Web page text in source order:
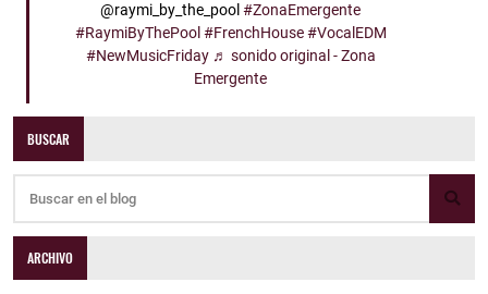
@raymi_by_the_pool#ZonaEmergente
#RaymiByThePool #FrenchHouse #VocalEDM
#NewMusicFriday ♬ sonido original - Zona
Emergente
BUSCAR
ARCHIVO